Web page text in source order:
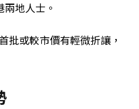
地人士。
批或較市價有輕微折讓，